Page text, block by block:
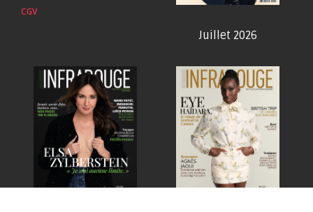
CGV
Juillet 2026